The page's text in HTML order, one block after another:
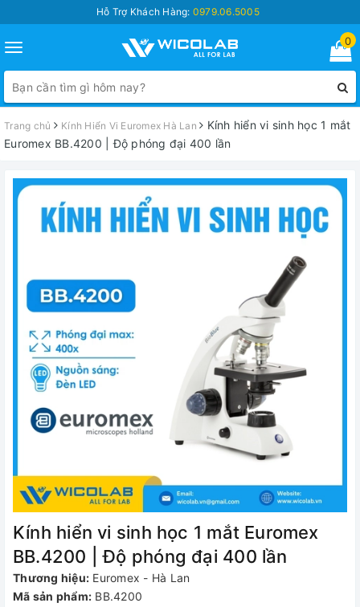
Hỗ Trợ Khách Hàng: 0979.06.5005
Toggle
navigation
0
Trang chủ Kính Hiển Vi Euromex Hà Lan
Kính hiển vi sinh học 1 mắt
Euromex BB.4200 | Độ phóng đại 400 lần
Kính hiển vi sinh học 1 mắt Euromex
BB.4200 | Độ phóng đại 400 lần
Thương hiệu: Euromex - Hà Lan
Mã sản phẩm: BB.4200